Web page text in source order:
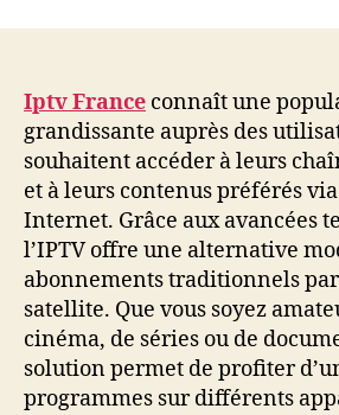
Iptv France connaît une
grandissante auprès des
souhaitent accéder à leurs
et à leurs contenus préférés
Internet. Grâce aux avancées
l’IPTV offre une alternative
abonnements traditionnels
satellite. Que vous soyez
cinéma, de séries ou de
solution permet de profiter
programmes sur différents